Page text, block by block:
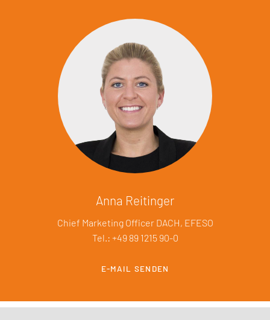
Anna Reitinger
Chief Marketing Officer DACH, EFESO
Tel.: +49 89 1215 90-0
E-MAIL SENDEN